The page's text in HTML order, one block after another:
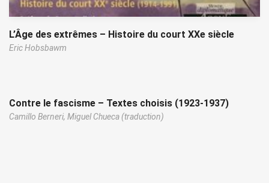
L’Âge des extrêmes – Histoire du court XXe siècle
Eric Hobsbawm
Contre le fascisme – Textes choisis (1923-1937)
Camillo Berneri, Miguel Chueca (traduction)